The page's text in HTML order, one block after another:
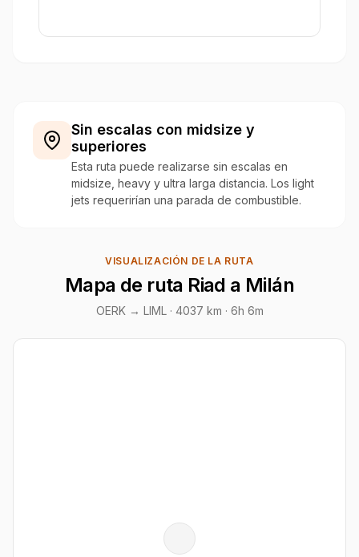
Sin escalas con midsize y
superiores
Esta ruta puede realizarse sin escalas en
midsize, heavy y ultra larga distancia. Los light
jets requerirían una parada de combustible.
VISUALIZACIÓN DE LA RUTA
Mapa de ruta Riad a Milán
OERK → LIML · 4037 km · 6h 6m